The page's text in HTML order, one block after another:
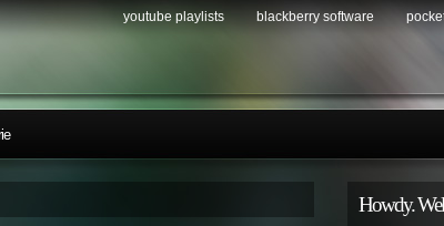
youtube playlists blackberry software
Howdy.